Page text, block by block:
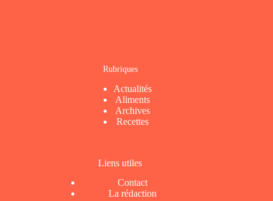
Rubriques
Actualités
Aliments
Archives
Recettes
Liens utiles
Contact
La rédaction